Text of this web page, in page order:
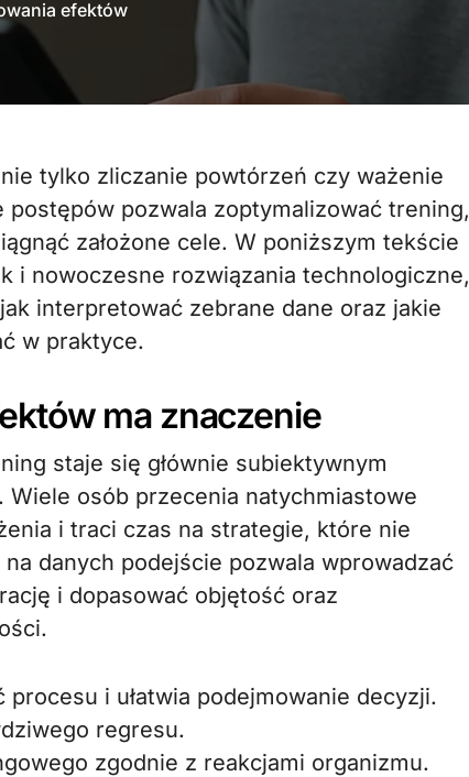
efektów
pozwala zoptymalizować trening,
założone cele. W poniższym tekście
i nowoczesne rozwiązania technologiczne,
interpretować zebrane dane oraz jakie
w praktyce.
ma znaczenie
staje się głównie subiektywnym
osób przecenia natychmiastowe
i traci czas na strategie, które nie
danych podejście pozwala wprowadzać
i dopasować objętość oraz
i ułatwia podejmowanie decyzji.
regresu.
zgodnie z reakcjami organizmu.